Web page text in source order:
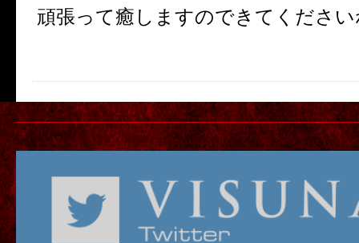
頑張って癒しますのできてくださ